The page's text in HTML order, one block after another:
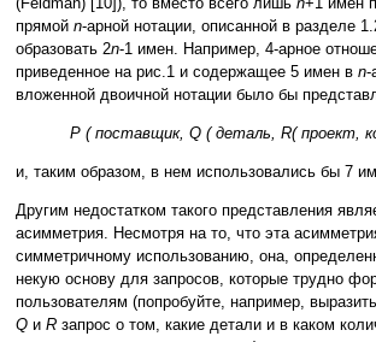
прямой n-арной нотации, описанной в разделе
образовать 2n-1 имен. Например, 4-арное
приведенное на рис.1 и содержащее 5 имен в n-
вложенной двоичной нотации было бы
P ( поставщик, Q ( деталь, R( проект,
и, таким образом, в нем использовались бы 7
Другим недостатком такого представления
асимметрия. Несмотря на то, что эта
симметричному использованию, она,
некую основу для запросов, которые трудно
пользователям (попробуйте, например,
Q и R запрос о том, какие детали и в каком